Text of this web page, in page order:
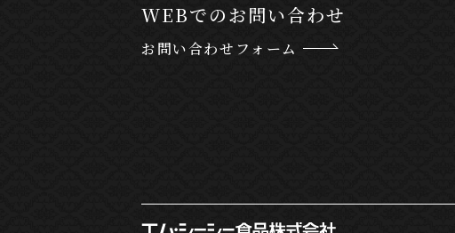
WEBでのお問い合わせ
お問い合わせフォーム